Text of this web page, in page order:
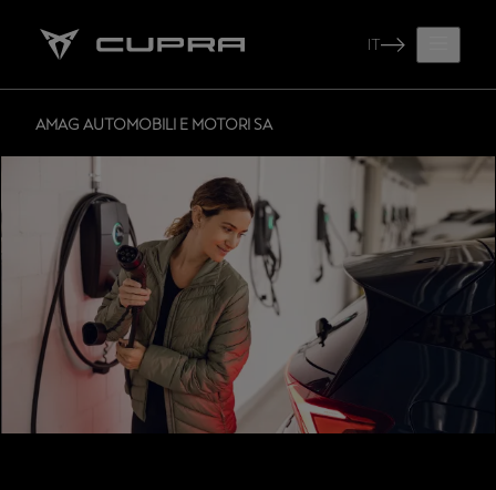
IT
AMAG AUTOMOBILI E MOTORI SA